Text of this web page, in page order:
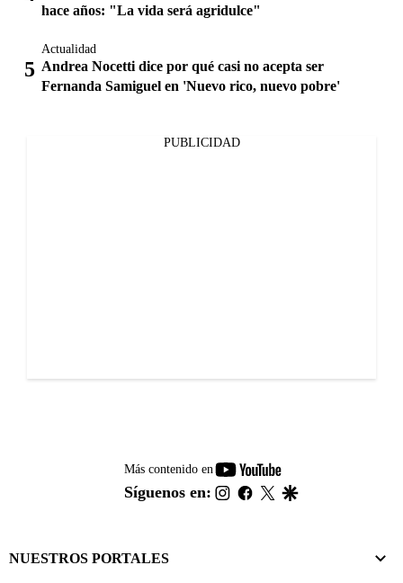
hace años: "La vida será agridulce"
Actualidad
Andrea Nocetti dice por qué casi no acepta ser
Fernanda Samiguel en 'Nuevo rico, nuevo pobre'
PUBLICIDAD
Más contenido en
youtube-
footer
Síguenos en: instagram
facebook
twitter
NUESTROS PORTALES